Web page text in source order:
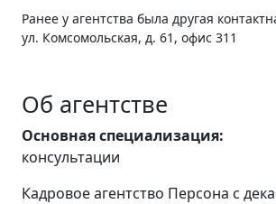
Ранее у агентства была другая
ул. Комсомольская, д. 61, офис 311
Об агентстве
Основная специализация:
консультации
Кадровое агентство Персона с